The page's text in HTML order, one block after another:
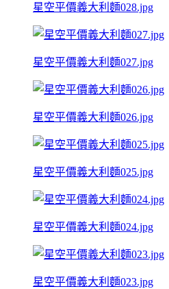
星空平價義大利麵028.jpg
星空平價義大利麵027.jpg
星空平價義大利麵026.jpg
星空平價義大利麵025.jpg
星空平價義大利麵024.jpg
星空平價義大利麵023.jpg